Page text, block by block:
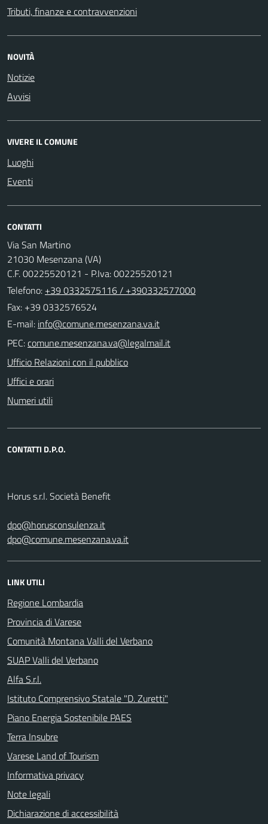
Tributi, finanze e contravvenzioni
NOVITÀ
Notizie
Avvisi
VIVERE IL COMUNE
Luoghi
Eventi
CONTATTI
Via San Martino
21030 Mesenzana (VA)
C.F. 00225520121 - P.Iva: 00225520121
Telefono: +39 0332575116 / +390332577000
Fax: +39 0332576524
E-mail:
PEC:
Ufficio Relazioni con il pubblico
Uffici e orari
Numeri utili
CONTATTI D.P.O.
Horus s.r.l. Società Benefit
dpo@horusconsulenza.it
dpo@comune.mesenzana.va.it
LINK UTILI
Regione Lombardia
Provincia di Varese
Comunità Montana Valli del Verbano
SUAP Valli del Verbano
Alfa S.r.l.
Istituto Comprensivo Statale "D. Zuretti"
Piano Energia Sostenibile PAES
Terra Insubre
Varese Land of Tourism
Informativa privacy
Note legali
Dichiarazione di accessibilità